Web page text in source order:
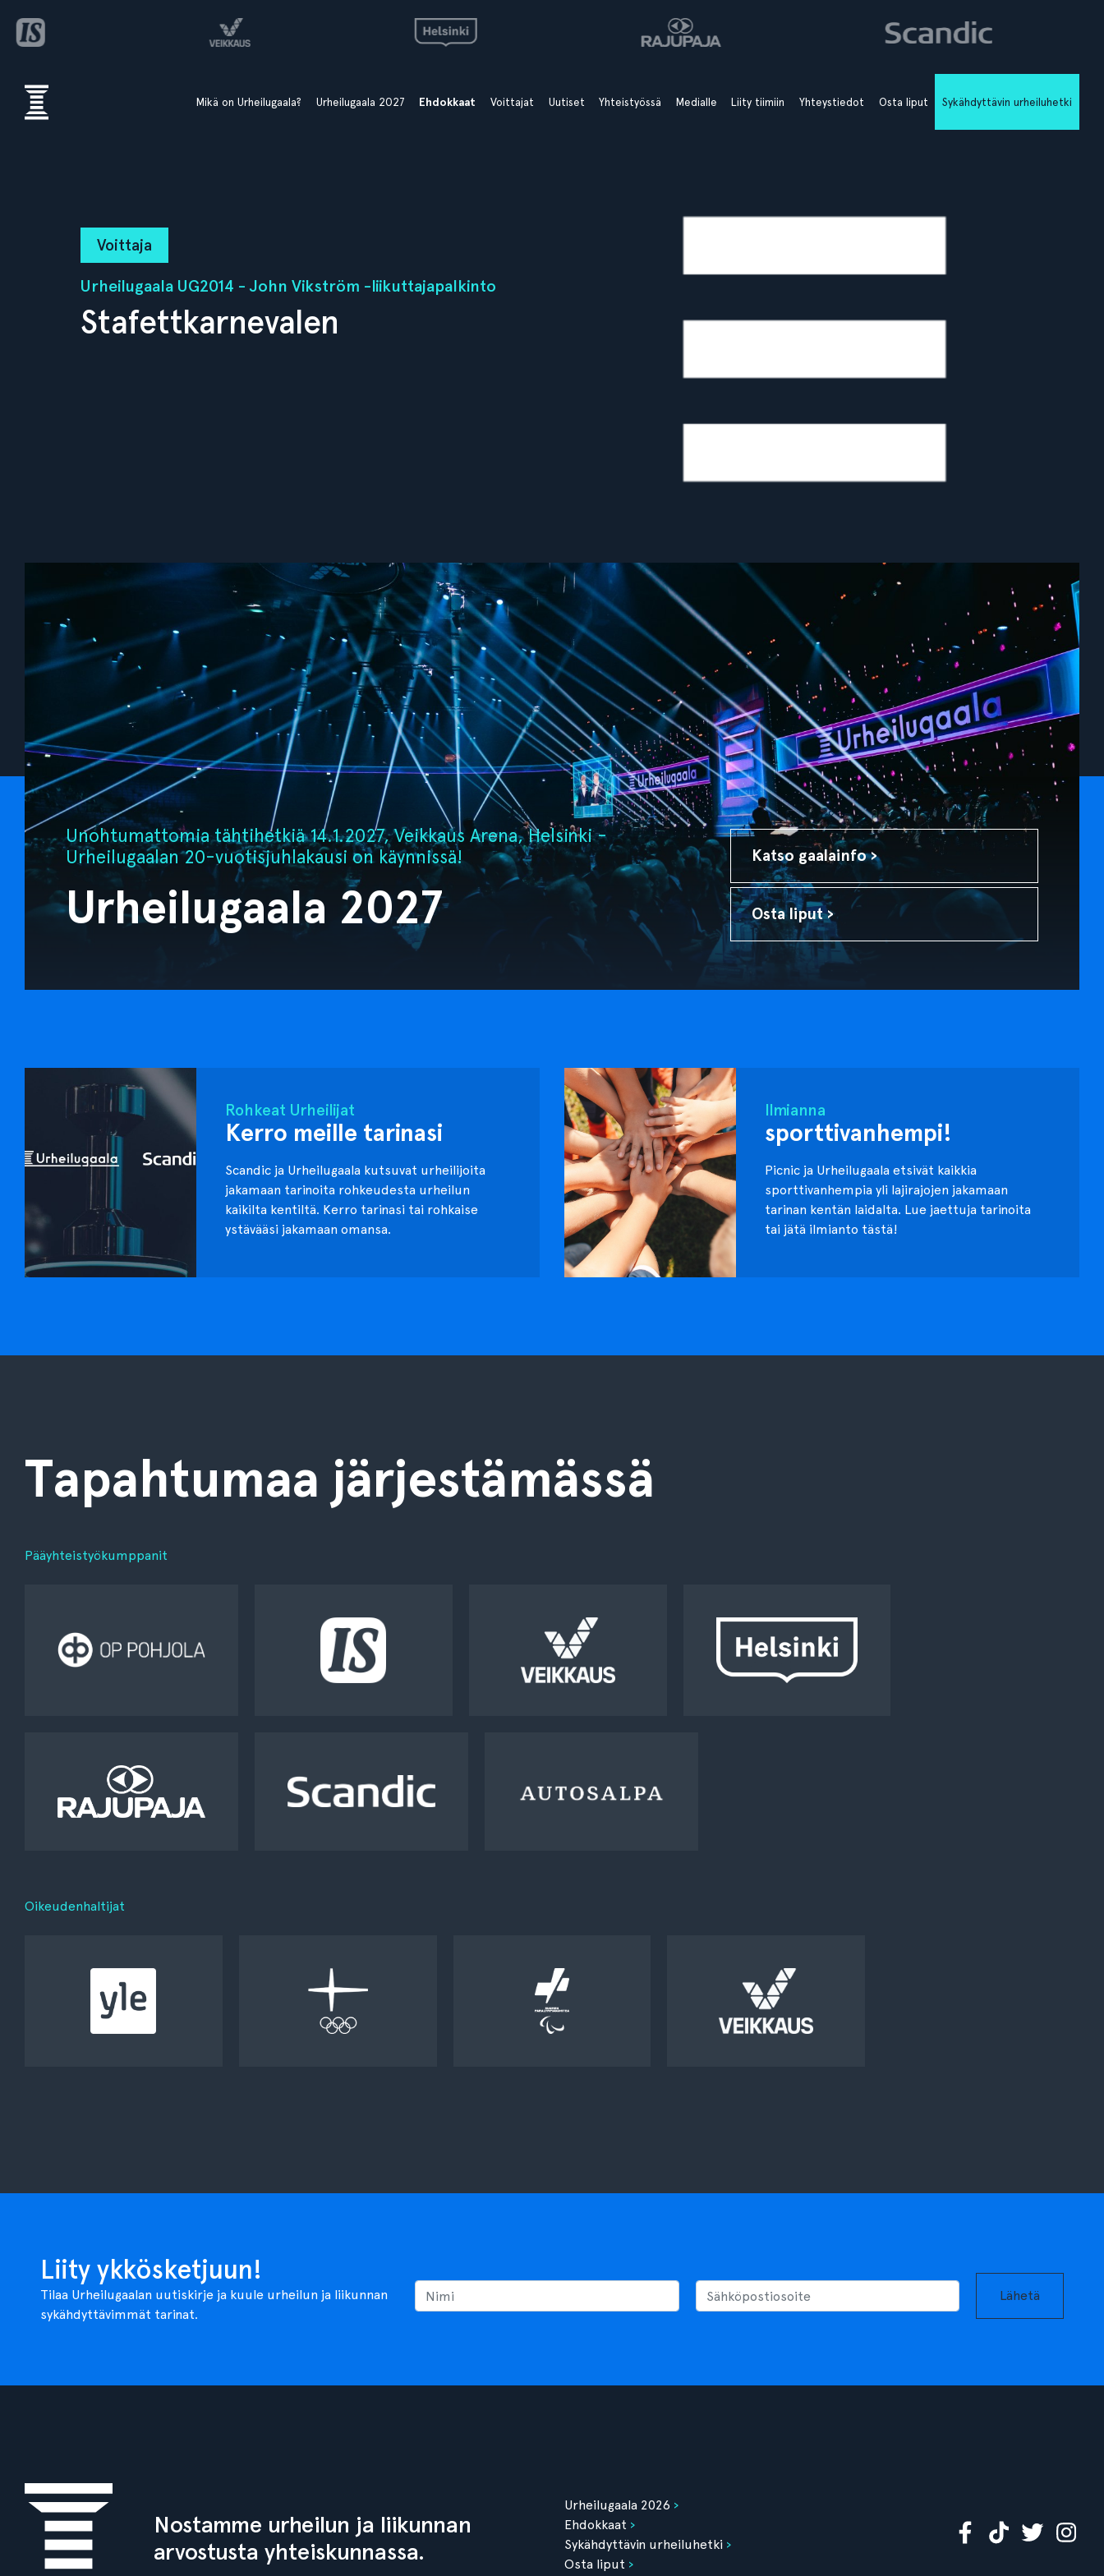
Mikä on Urheilugaala? Urheilugaala 2027 Ehdokkaat Voittajat Uutiset Yhteistyössä Medialle Liity tiimiin Yhteystiedot Osta liput Sykähdyttävin urheiluhetki
Voittaja
Urheilugaala UG2014 - John Vikström -liikuttajapalkinto
Stafettkarnevalen
Unohtumattomia tähtihetkiä 14.1.2027, Veikkaus Arena, Helsinki -
Urheilugaalan 20-vuotisjuhlakausi on käynnissä!
Urheilugaala 2027
Katso gaalainfo ›
Osta liput ›
Rohkeat Urheilijat
Kerro meille tarinasi
Scandic ja Urheilugaala kutsuvat urheilijoita
jakamaan tarinoita rohkeudesta urheilun
kaikilta kentiltä. Kerro tarinasi tai rohkaise
ystävääsi jakamaan omansa.
Ilmianna
sporttivanhempi!
Picnic ja Urheilugaala etsivät kaikkia
sporttivanhempia yli lajirajojen jakamaan
tarinan kentän laidalta. Lue jaettuja tarinoita
tai jätä ilmianto tästä!
Tapahtumaa järjestämässä
Pääyhteistyökumppanit
Oikeudenhaltijat
Liity ykkösketjuun!
Tilaa Urheilugaalan uutiskirje ja kuule urheilun ja liikunnan
sykähdyttävimmät tarinat.
Lähetä
Nostamme urheilun ja liikunnan
arvostusta yhteiskunnassa.
Urheilugaala 2026
Ehdokkaat
Sykähdyttävin urheiluhetki
Osta liput